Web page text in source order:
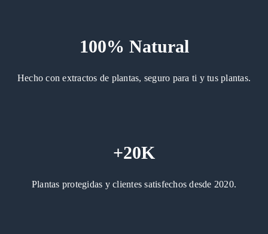
100% Natural
Hecho con extractos de plantas, seguro para ti y tus plantas.
+20K
Plantas protegidas y clientes satisfechos desde 2020.